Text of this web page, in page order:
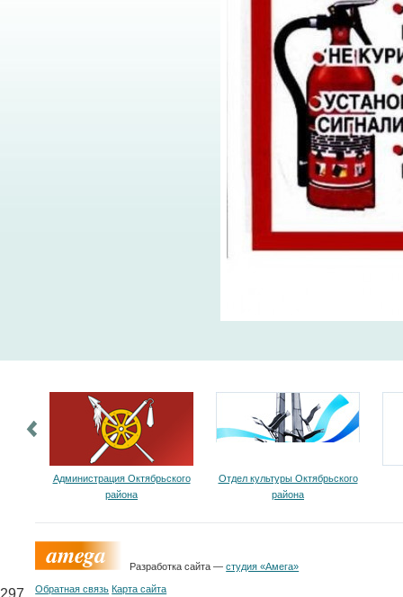
Администрация Октябрьского
района
Отдел культуры Октябрьского
района
Разработка сайта —студия «Амега»
Обратная связь Карта сайта
297